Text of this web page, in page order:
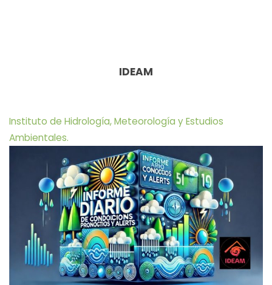
IDEAM
Instituto de Hidrología, Meteorología y Estudios
Ambientales.